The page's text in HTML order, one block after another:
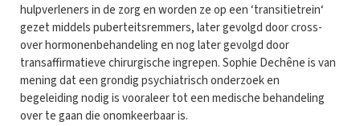
hulpverleners in de zorg en worden ze op een ‘transitietrein‘
gezet middels puberteitsremmers, later gevolgd door cross-
over hormonenbehandeling en nog later gevolgd door
transaffirmatieve chirurgische ingrepen. Sophie Dechêne is van
mening dat een grondig psychiatrisch onderzoek en
begeleiding nodig is vooraleer tot een medische behandeling
over te gaan die onomkeerbaar is.